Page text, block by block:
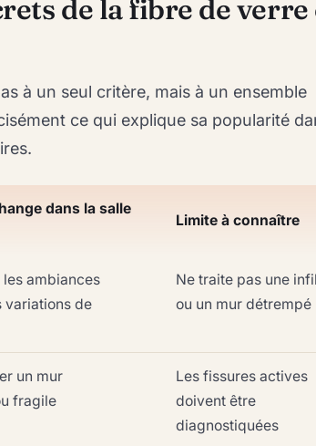
de la fibre de verre
à un seul critère, mais à un ensemble
ce qui explique sa popularité
dans la salle
Limite à connaître
ambiances
variations de
Ne traite pas une
ou un mur détrempé
un mur
fragile
Les fissures actives
doivent être
diagnostiquées